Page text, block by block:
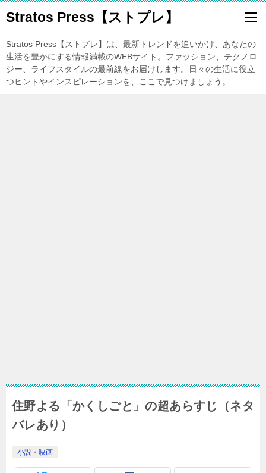
Stratos Press【ストプレ】
Stratos Press【ストプレ】は、最新トレンドを追いかけ、あなたの
生活を豊かにする情報満載のWEBサイト。ファッション、テクノロ
ジー、ライフスタイルの最前線をお届けします。日々の生活に役立
つヒントやインスピレーションを、ここで見つけましょう。
住野よる「かくしごと」の超あらすじ（ネタ
バレあり）
小説・映画